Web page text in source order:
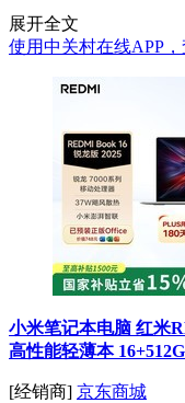
展开全文
使用中关村在线APP
小米笔记本电脑 红米
高性能轻薄本
[经销商] 京东商城